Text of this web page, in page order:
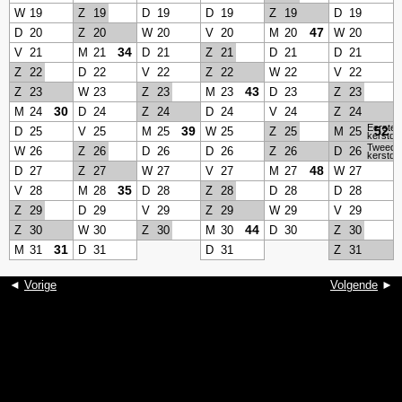
W 19 Z 19 D 19 D 19 Z 19 D
19
D 20 Z 20 W 20 V 20 M 20 47 W 20
V 21 M 21 34 D 21 Z 21 D 21 D 21
Z
22 D 22 V 22 Z 22 W 22 V 22
Z
23 W 23 Z 23 M 23 43 D 23 Z
23
M 24 30 D 24 Z 24 D 24 V 24 Z
24
D 25 V 25 M 25 39 W 25 Z 25 M 25 52
Eerste
W 26 Z 26 D 26 D 26 Z 26 D 26 Tweede
D 27 Z 27 W 27 V 27 M 27 48 W 27
V 28 M 28 35 D 28 Z 28 D 28 D 28
Z
29 D 29 V 29 Z 29 W 29 V 29
Z
30 W 30 Z 30 M 30 44 D 30 Z
30
M 31 31 D 31 D 31 Z 31
◄ Vorige Volgende ►